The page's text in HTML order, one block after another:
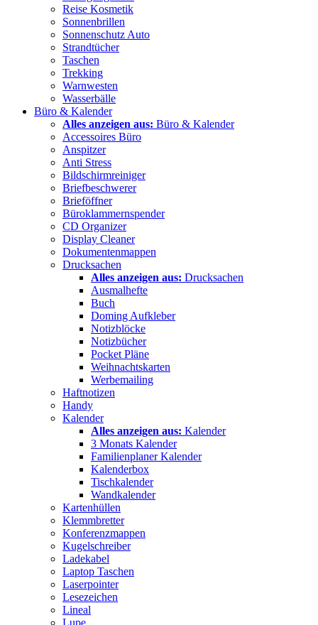
Reise Kosmetik
Sonnenbrillen
Sonnenschutz Auto
Strandtücher
Taschen
Trekking
Warnwesten
Wasserbälle
Büro & Kalender
Alles anzeigen aus: Büro & Kalender
Accessoires Büro
Anspitzer
Anti Stress
Bildschirmreiniger
Briefbeschwerer
Brieföffner
Büroklammernspender
CD Organizer
Display Cleaner
Dokumentenmappen
Drucksachen
Alles anzeigen aus: Drucksachen
Ausmalhefte
Buch
Doming Aufkleber
Notizblöcke
Notizbücher
Pocket Pläne
Weihnachtskarten
Werbemailing
Haftnotizen
Handy
Kalender
Alles anzeigen aus: Kalender
3 Monats Kalender
Familienplaner Kalender
Kalenderbox
Tischkalender
Wandkalender
Kartenhüllen
Klemmbretter
Konferenzmappen
Kugelschreiber
Ladekabel
Laptop Taschen
Laserpointer
Lesezeichen
Lineal
Lupe